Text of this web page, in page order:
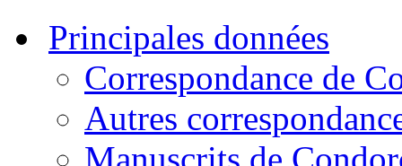
Principales données
Correspondance de
Autres